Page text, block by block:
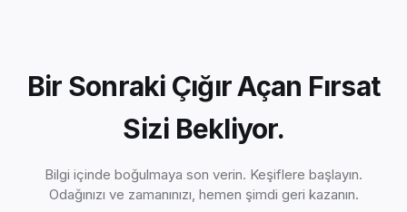
Bir Sonraki Çığır Açan Fırsat
Sizi Bekliyor.
Bilgi içinde boğulmaya son verin. Keşiflere başlayın.
Odağınızı ve zamanınızı, hemen şimdi geri kazanın.